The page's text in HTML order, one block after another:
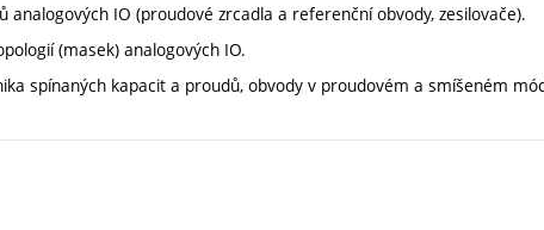
analogových IO (proudové zrcadla a referenční obvody, zesilovače).
(masek) analogových IO.
spínaných kapacit a proudů, obvody v proudovém a smíšeném